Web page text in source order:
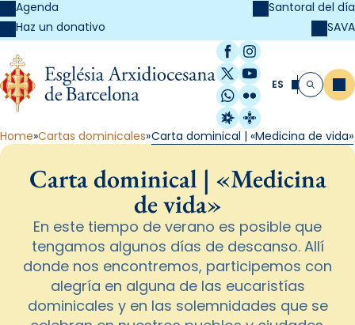
Agenda
Haz un donativo
Santoral del día
SAVA
Facebook
Instagram
X / Twitter
YouTube
WhatsApp
Flickr
Radio Estel
Catalunya
ES Buscar
Home Cartas dominicales Carta dominical | «Medicina de vida»
Carta dominical | «Medicina
de vida»
En este tiempo de verano es posible que
tengamos algunos días de descanso. Allí
donde nos encontremos, participemos con
alegría en alguna de las eucaristías
dominicales y en las solemnidades que se